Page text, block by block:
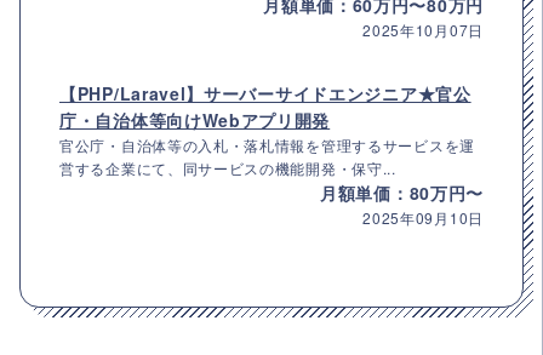
月額単価：60万円〜80万円
2025年10月07日
【PHP/Laravel】サーバーサイドエンジニア★官公
庁・自治体等向けWebアプリ開発
官公庁・自治体等の入札・落札情報を管理するサービスを運
営する企業にて、同サービスの機能開発・保守...
月額単価：80万円〜
2025年09月10日